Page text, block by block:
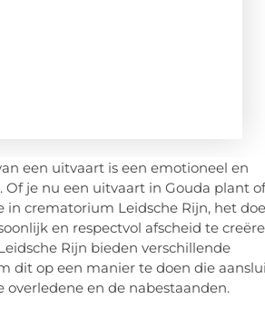
een uitvaart is een emotioneel en
Of je nu een uitvaart in Gouda plant
in crematorium Leidsche Rijn, het
en respectvol afscheid te
Rijn bieden verschillende
dit op een manier te doen die
overledene en de nabestaanden.